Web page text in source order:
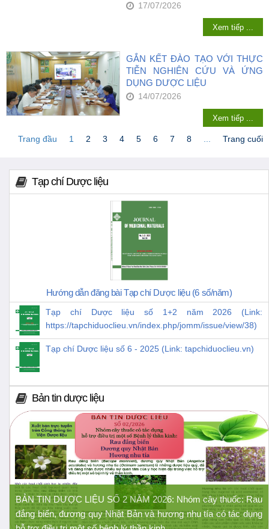
17/07/2026
Xem tiếp ...
GẮN KẾT ĐÀO TẠO VỚI THỰC
TIỄN NGHIÊN CỨU VÀ ỨNG
DỤNG DƯỢC LIỆU
14/07/2026
Xem tiếp ...
Trang đầu 1 2 3 4 5 6 7 8 Trang cuối
Tạp chí Dược liệu
Hướng dẫn đăng bài Tạp chí Dược liệu (6 số/năm)
Tạp chí Dược liệu số 1+2 năm 2026 (Link:
https://tapchiduoclieu.vn/index.php/jomm/issue/view/38)
Tạp chí Dược liệu số 6 - 2025 (Link: tapchiduoclieu.vn)
Bản tin dược liệu
BẢN TIN DƯỢC LIỆU SỐ 2 NĂM 2026: Nhóm cây thuốc: Rau
đắng biển, đương quy Nhật Bản và hương nhu tía có tác dụng